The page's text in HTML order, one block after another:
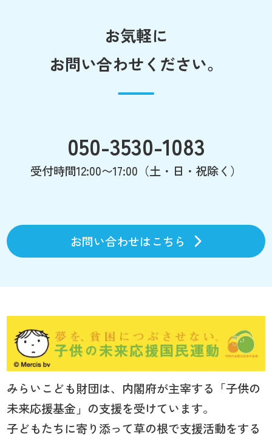
お気軽に
お問い合わせください。
050-3530-1083
受付時間12:00〜17:00（土・日・祝除く）
お問い合わせはこちら
みらいこども財団は、内閣府が主宰する「子供の
未来応援基金」の支援を受けています。
子どもたちに寄り添って草の根で支援活動をする